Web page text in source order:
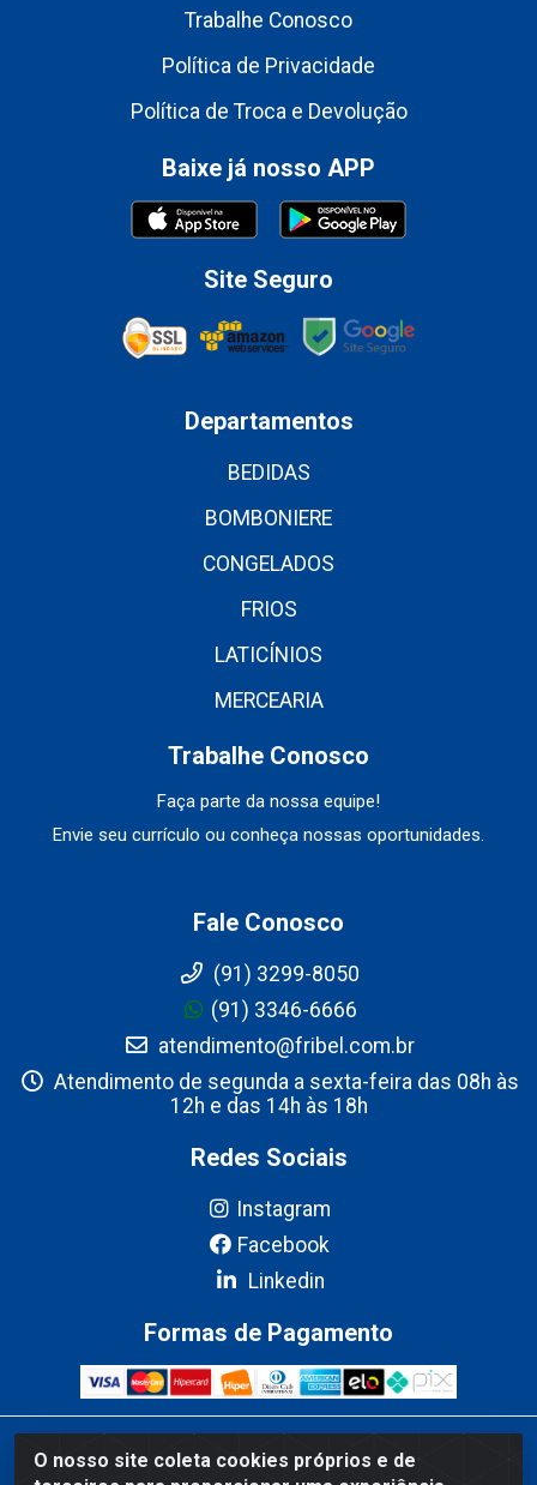
O nosso site coleta cookies próprios e de
Trabalhe Conosco
Política de Privacidade
Política de Troca e Devolução
Baixe já nosso APP
Site Seguro
Departamentos
BEDIDAS
BOMBONIERE
CONGELADOS
FRIOS
LATICÍNIOS
MERCEARIA
Trabalhe Conosco
Faça parte da nossa equipe!
Envie seu currículo ou conheça nossas oportunidades.
Fale Conosco
(91) 3299-8050
(91) 3346-6666
atendimento@fribel.com.br
Atendimento de segunda a sexta-feira das 08h às
12h e das 14h às 18h
Redes Sociais
Instagram
Facebook
Linkedin
Formas de Pagamento
Fribel Comercio de Alimentos LTDA - Travessa Pedro Marques de
Mesquita, 707 - Bairro Centro, Marituba/PA - CEP 67200-000 -